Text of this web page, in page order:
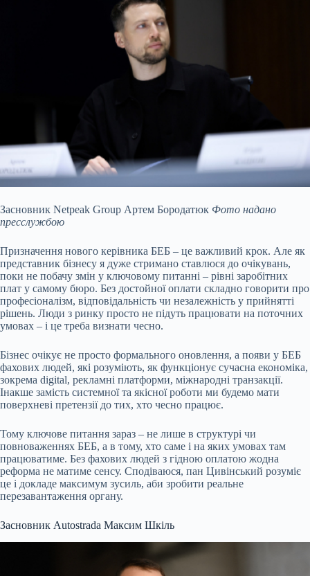
Засновник Netpeak Group Артем Бородатюк Фото надано
пресслужбою
Призначення нового керівника БЕБ – це важливий крок. Але як
представник бізнесу я дуже стримано ставлюся до очікувань,
поки не побачу змін у ключовому питанні – рівні заробітних
плат у самому бюро. Без достойної оплати складно говорити про
професіоналізм, відповідальність чи незалежність у прийнятті
рішень. Люди з ринку просто не підуть працювати на поточних
умовах – і це треба визнати чесно.
Бізнес очікує не просто формального оновлення, а появи у БЕБ
фахових людей, які розуміють, як функціонує сучасна економіка,
зокрема digital, рекламні платформи, міжнародні транзакції.
Інакше замість системної та якісної роботи ми будемо мати
поверхневі претензії до тих, хто чесно працює.
Тому ключове питання зараз – не лише в структурі чи
повноваженнях БЕБ, а в тому, хто саме і на яких умовах там
працюватиме. Без фахових людей з гідною оплатою жодна
реформа не матиме сенсу. Сподіваюся, пан Цивінський розуміє
це і докладе максимум зусиль, аби зробити реальне
перезавантаження органу.
Засновник Autostrada Максим Шкіль